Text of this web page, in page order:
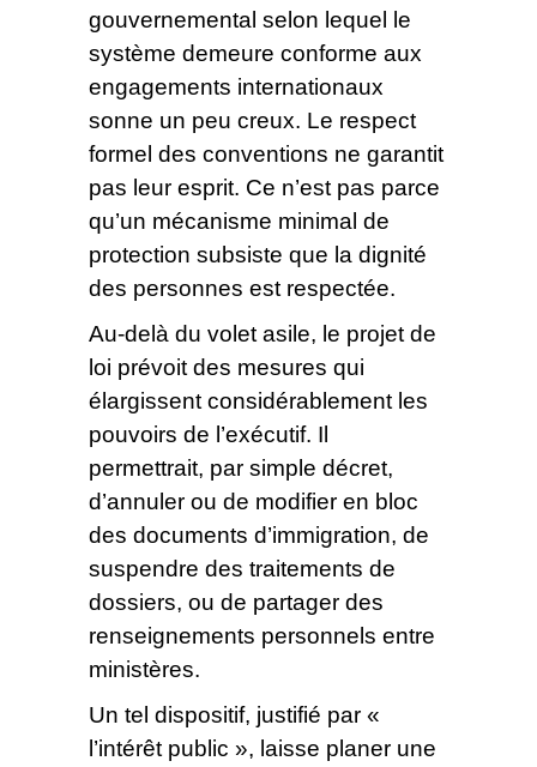
gouvernemental selon lequel le
système demeure conforme aux
engagements internationaux
sonne un peu creux. Le respect
formel des conventions ne garantit
pas leur esprit. Ce n’est pas parce
qu’un mécanisme minimal de
protection subsiste que la dignité
des personnes est respectée.
Au-delà du volet asile, le projet de
loi prévoit des mesures qui
élargissent considérablement les
pouvoirs de l’exécutif. Il
permettrait, par simple décret,
d’annuler ou de modifier en bloc
des documents d’immigration, de
suspendre des traitements de
dossiers, ou de partager des
renseignements personnels entre
ministères.
Un tel dispositif, justifié par «
l’intérêt public », laisse planer une